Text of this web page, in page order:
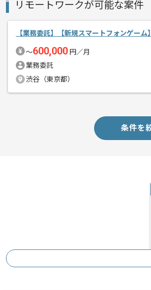
ゲーム制作に精
自分たちが心か
リモートワークが可能な案件
【業務委託】【新規スマートフォンゲー
〜600,000 円／月
業務委託
渋谷（東京都）
条件を